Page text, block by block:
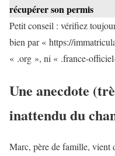
récupérer son permis
Petit conseil : vérifiez
bien par « https://
« .org », ni « .france-
Une anecdote
inattendu du
Marc, père de famille, vient